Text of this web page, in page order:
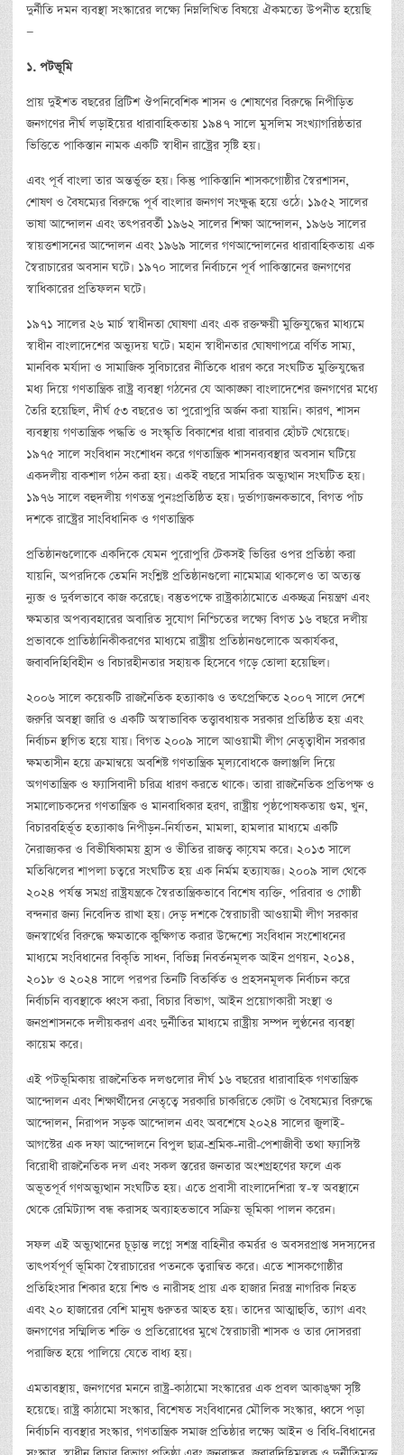
দুর্নীতি দমন ব্যবস্থা সংস্কারের লক্ষ্যে নিম্নলিখিত বিষয়ে ঐকমত্যে উপনীত হয়েছি
—
১. পটভূমি
প্রায় দুইশত বছরের ব্রিটিশ ঔপনিবেশিক শাসন ও শোষণের বিরুদ্ধে নিপীড়িত
জনগণের দীর্ঘ লড়াইয়ের ধারাবাহিকতায় ১৯৪৭ সালে মুসলিম সংখ্যাগরিষ্ঠতার
ভিত্তিতে পাকিস্তান নামক একটি স্বাধীন রাষ্ট্রের সৃষ্টি হয়।
এবং পূর্ব বাংলা তার অন্তর্ভুক্ত হয়। কিন্তু পাকিস্তানি শাসকগোষ্ঠীর স্বৈরশাসন,
শোষণ ও বৈষম্যের বিরুদ্ধে পূর্ব বাংলার জনগণ সংক্ষুব্ধ হয়ে ওঠে। ১৯৫২ সালের
ভাষা আন্দোলন এবং তৎপরবর্তী ১৯৬২ সালের শিক্ষা আন্দোলন, ১৯৬৬ সালের
স্বায়ত্তশাসনের আন্দোলন এবং ১৯৬৯ সালের গণআন্দোলনের ধারাবাহিকতায় এক
স্বৈরাচারের অবসান ঘটে। ১৯৭০ সালের নির্বাচনে পূর্ব পাকিস্তানের জনগণের
স্বাধিকারের প্রতিফলন ঘটে।
১৯৭১ সালের ২৬ মার্চ স্বাধীনতা ঘোষণা এবং এক রক্তক্ষয়ী মুক্তিযুদ্ধের মাধ্যমে
স্বাধীন বাংলাদেশের অভ্যুদয় ঘটে। মহান স্বাধীনতার ঘোষণাপত্রে বর্ণিত সাম্য,
মানবিক মর্যাদা ও সামাজিক সুবিচারের নীতিকে ধারণ করে সংঘটিত মুক্তিযুদ্ধের
মধ্য দিয়ে গণতান্ত্রিক রাষ্ট্র ব্যবস্থা গঠনের যে আকাঙ্ক্ষা বাংলাদেশের জনগণের মধ্যে
তৈরি হয়েছিল, দীর্ঘ ৫৩ বছরেও তা পুরোপুরি অর্জন করা যায়নি। কারণ, শাসন
ব্যবস্থায় গণতান্ত্রিক পদ্ধতি ও সংস্কৃতি বিকাশের ধারা বারবার হোঁচট খেয়েছে।
১৯৭৫ সালে সংবিধান সংশোধন করে গণতান্ত্রিক শাসনব্যবস্থার অবসান ঘটিয়ে
একদলীয় বাকশাল গঠন করা হয়। একই বছরে সামরিক অভ্যুত্থান সংঘটিত হয়।
১৯৭৬ সালে বহুদলীয় গণতন্ত্র পুনঃপ্রতিষ্ঠিত হয়। দুর্ভাগ্যজনকভাবে, বিগত পাঁচ
দশকে রাষ্ট্রের সাংবিধানিক ও গণতান্ত্রিক
প্রতিষ্ঠানগুলোকে একদিকে যেমন পুরোপুরি টেকসই ভিত্তির ওপর প্রতিষ্ঠা করা
যায়নি, অপরদিকে তেমনি সংশ্লিষ্ট প্রতিষ্ঠানগুলো নামেমাত্র থাকলেও তা অত্যন্ত
ন্যুব্জ ও দুর্বলভাবে কাজ করেছে। বস্তুতপক্ষে রাষ্ট্রকাঠামোতে একচ্ছত্র নিয়ন্ত্রণ এবং
ক্ষমতার অপব্যবহারের অবারিত সুযোগ নিশ্চিতের লক্ষ্যে বিগত ১৬ বছরে দলীয়
প্রভাবকে প্রাতিষ্ঠানিকীকরণের মাধ্যমে রাষ্ট্রীয় প্রতিষ্ঠানগুলোকে অকার্যকর,
জবাবদিহিবিহীন ও বিচারহীনতার সহায়ক হিসেবে গড়ে তোলা হয়েছিল।
২০০৬ সালে কয়েকটি রাজনৈতিক হত্যাকাণ্ড ও তৎপ্রেক্ষিতে ২০০৭ সালে দেশে
জরুরি অবস্থা জারি ও একটি অস্বাভাবিক তত্ত্বাবধায়ক সরকার প্রতিষ্ঠিত হয় এবং
নির্বাচন স্থগিত হয়ে যায়। বিগত ২০০৯ সালে আওয়ামী লীগ নেতৃত্বাধীন সরকার
ক্ষমতাসীন হয়ে ক্রমান্বয়ে অবশিষ্ট গণতান্ত্রিক মূল্যবোধকে জলাঞ্জলি দিয়ে
অগণতান্ত্রিক ও ফ্যাসিবাদী চরিত্র ধারণ করতে থাকে। তারা রাজনৈতিক প্রতিপক্ষ ও
সমালোচকদের গণতান্ত্রিক ও মানবাধিকার হরণ, রাষ্ট্রীয় পৃষ্ঠপোষকতায় গুম, খুন,
বিচারবহির্ভূত হত্যাকাণ্ড নিপীড়ন-নির্যাতন, মামলা, হামলার মাধ্যমে একটি
নৈরাজ্যকর ও বিভীষিকাময় হ্রাস ও ভীতির রাজত্ব কাযে়ম করে। ২০১৩ সালে
মতিঝিলের শাপলা চত্বরে সংঘটিত হয় এক নির্মম হত্যাযজ্ঞ। ২০০৯ সাল থেকে
২০২৪ পর্যন্ত সমগ্র রাষ্ট্রযন্ত্রকে স্বৈরতান্ত্রিকভাবে বিশেষ ব্যক্তি, পরিবার ও গোষ্ঠী
বন্দনার জন্য নিবেদিত রাখা হয়। দেড় দশকে স্বৈরাচারী আওয়ামী লীগ সরকার
জনস্বার্থের বিরুদ্ধে ক্ষমতাকে কুক্ষিগত করার উদ্দেশ্যে সংবিধান সংশোধনের
মাধ্যমে সংবিধানের বিকৃতি সাধন, বিভিন্ন নিবর্তনমূলক আইন প্রণয়ন, ২০১৪,
২০১৮ ও ২০২৪ সালে পরপর তিনটি বিতর্কিত ও প্রহসনমূলক নির্বাচন করে
নির্বাচনি ব্যবস্থাকে ধ্বংস করা, বিচার বিভাগ, আইন প্রয়োগকারী সংস্থা ও
জনপ্রশাসনকে দলীয়করণ এবং দুর্নীতির মাধ্যমে রাষ্ট্রীয় সম্পদ লুণ্ঠনের ব্যবস্থা
কায়েম করে।
এই পটভূমিকায় রাজনৈতিক দলগুলোর দীর্ঘ ১৬ বছরের ধারাবাহিক গণতান্ত্রিক
আন্দোলন এবং শিক্ষার্থীদের নেতৃত্বে সরকারি চাকরিতে কোটা ও বৈষম্যের বিরুদ্ধে
আন্দোলন, নিরাপদ সড়ক আন্দোলন এবং অবশেষে ২০২৪ সালের জুলাই-
আগস্টের এক দফা আন্দোলনে বিপুল ছাত্র-শ্রমিক-নারী-পেশাজীবী তথা ফ্যাসিস্ট
বিরোধী রাজনৈতিক দল এবং সকল স্তরের জনতার অংশগ্রহণের ফলে এক
অভূতপূর্ব গণঅভ্যুত্থান সংঘটিত হয়। এতে প্রবাসী বাংলাদেশিরা স্ব-স্ব অবস্থানে
থেকে রেমিট্যান্স বন্ধ করাসহ অব্যাহতভাবে সক্রিয় ভূমিকা পালন করেন।
সফল এই অভ্যুত্থানের চূড়ান্ত লগ্নে সশস্ত্র বাহিনীর কমর্রর ও অবসরপ্রাপ্ত সদস্যদের
তাৎপর্যপূর্ণ ভূমিকা স্বৈরাচারের পতনকে ত্বরান্বিত করে। এতে শাসকগোষ্ঠীর
প্রতিহিংসার শিকার হয়ে শিশু ও নারীসহ প্রায় এক হাজার নিরস্ত্র নাগরিক নিহত
এবং ২০ হাজারের বেশি মানুষ গুরুতর আহত হয়। তাদের আত্মাহুতি, ত্যাগ এবং
জনগণের সম্মিলিত শক্তি ও প্রতিরোধের মুখে স্বৈরাচারী শাসক ও তার দোসররা
পরাজিত হয়ে পালিয়ে যেতে বাধ্য হয়।
এমতাবস্থায়, জনগণের মননে রাষ্ট্র-কাঠামো সংস্কারের এক প্রবল আকাঙ্‌ক্ষা সৃষ্টি
হয়েছে। রাষ্ট্র কাঠামো সংস্কার, বিশেষত সংবিধানের মৌলিক সংস্কার, ধ্বসে পড়া
নির্বাচনি ব্যবস্থার সংস্কার, গণতান্ত্রিক সমাজ প্রতিষ্ঠার লক্ষ্যে আইন ও বিধি-বিধানের